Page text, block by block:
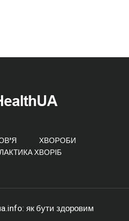
ХВОРОБИ
ХВОРІБ
як бути здоровим